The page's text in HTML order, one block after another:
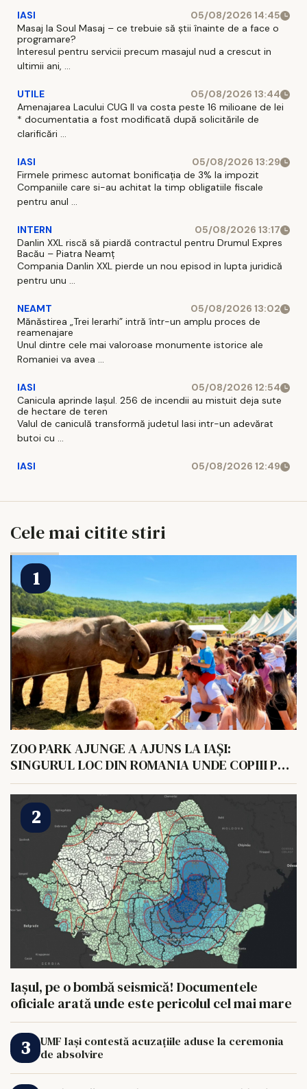
IASI
05/08/2026 14:45
Masaj la Soul Masaj – ce trebuie să știi înainte de a face o
programare?
Interesul pentru servicii precum masajul nud a crescut in
ultimii ani, ...
UTILE
05/08/2026 13:44
Amenajarea Lacului CUG II va costa peste 16 milioane de lei
* documentatia a fost modificată după solicitările de
clarificări ...
IASI
05/08/2026 13:29
Firmele primesc automat bonificația de 3% la impozit
Companiile care si-au achitat la timp obligatiile fiscale
pentru anul ...
INTERN
05/08/2026 13:17
Danlin XXL riscă să piardă contractul pentru Drumul Expres
Bacău – Piatra Neamț
Compania Danlin XXL pierde un nou episod in lupta juridică
pentru unu ...
NEAMT
05/08/2026 13:02
Mănăstirea „Trei Ierarhi” intră într-un amplu proces de
reamenajare
Unul dintre cele mai valoroase monumente istorice ale
Romaniei va avea ...
IASI
05/08/2026 12:54
Canicula aprinde Iașul. 256 de incendii au mistuit deja sute
de hectare de teren
Valul de caniculă transformă judetul Iasi intr-un adevărat
butoi cu ...
IASI 05/08/2026 12:49
Cele mai citite stiri
ZOO PARK AJUNGE A AJUNS LA IAȘI:
SINGURUL LOC DIN ROMANIA UNDE COPIII POT
HRANI UN ELEFANT
Iașul, pe o bombă seismică! Documentele
oficiale arată unde este pericolul cel mai mare
UMF Iași contestă acuzațiile aduse la ceremonia
de absolvire